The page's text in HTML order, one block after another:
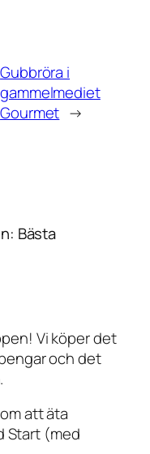
Gubbröra i
gammelmediet
Gourmet →
Bästa
Vi köper det
och det
att äta
Start (med